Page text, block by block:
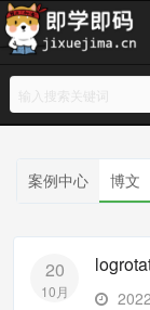
案例中心 博文
20
10月